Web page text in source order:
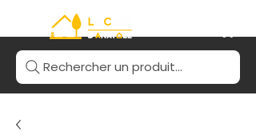
Rechercher un produit...